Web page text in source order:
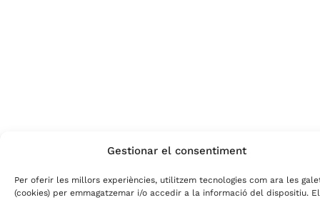
Gestionar el consentiment
Per oferir les millors experiències, utilitzem tecnologies com ara les
(cookies) per emmagatzemar i/o accedir a la informació del dispositiu. El